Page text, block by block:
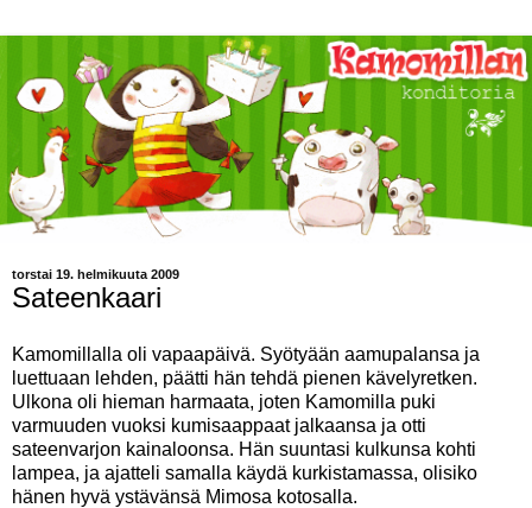
torstai 19. helmikuuta 2009
Sateenkaari
Kamomillalla oli vapaapäivä. Syötyään aamupalansa ja
luettuaan lehden, päätti hän tehdä pienen kävelyretken.
Ulkona oli hieman harmaata, joten Kamomilla puki
varmuuden vuoksi kumisaappaat jalkaansa ja otti
sateenvarjon kainaloonsa. Hän suuntasi kulkunsa kohti
lampea, ja ajatteli samalla käydä kurkistamassa, olisiko
hänen hyvä ystävänsä Mimosa kotosalla.